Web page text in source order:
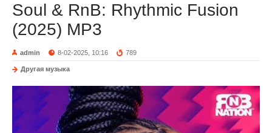
Soul & RnB: Rhythmic Fusion
(2025) MP3
admin 8-02-2025, 10:16 789
Другая музыка